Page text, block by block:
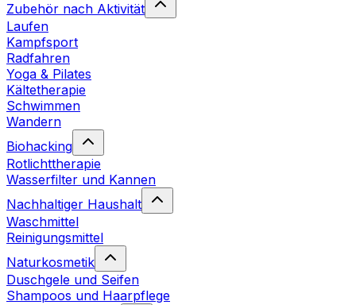
Zubehör nach Aktivität
Laufen
Kampfsport
Radfahren
Yoga & Pilates
Kältetherapie
Schwimmen
Wandern
Biohacking
Rotlichttherapie
Wasserfilter und Kannen
Nachhaltiger Haushalt
Waschmittel
Reinigungsmittel
Naturkosmetik
Duschgele und Seifen
Shampoos und Haarpflege